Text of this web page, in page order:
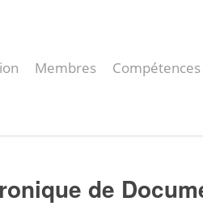
Membres Compétences
de